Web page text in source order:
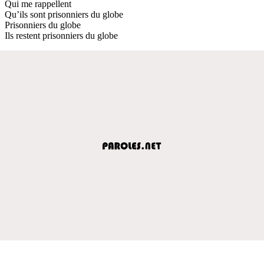
Qui me rappellent
Qu’ils sont prisonniers du globe
Prisonniers du globe
Ils restent prisonniers du globe